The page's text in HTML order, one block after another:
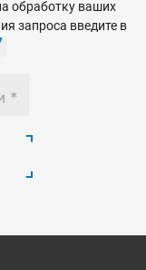
обработку ваших
запроса введите в